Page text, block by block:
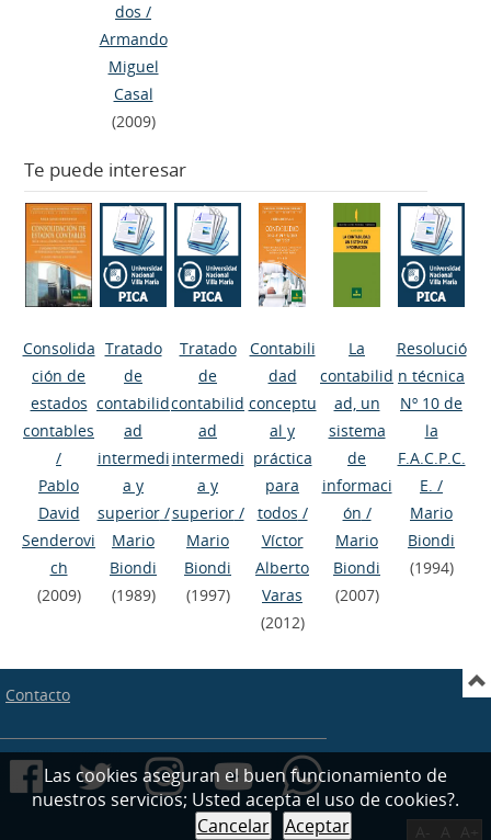
dos /
Armando
Miguel
Casal
(2009)
Te puede interesar
Consolida
ción de
estados
contables
/
Pablo
David
Senderovi
ch
(2009)
Tratado
de
contabilid
ad
intermedi
a y
superior/
Mario
Biondi
(1989)
Tratado
de
contabilid
ad
intermedi
a y
superior/
Mario
Biondi
(1997)
Contabili
dad
conceptu
al y
práctica
para
todos /
Víctor
Alberto
Varas
(2012)
La
contabilid
ad, un
sistema
de
informaci
ón /
Mario
Biondi
(2007)
Resolució
n técnica
Nº 10 de
la
F.A.C.P.C.
E. /
Mario
Biondi
(1994)
Contacto
Las cookies aseguran el buen funcionamiento de
nuestros servicios; Usted acepta el uso de cookies?.
Cancelar
Aceptar